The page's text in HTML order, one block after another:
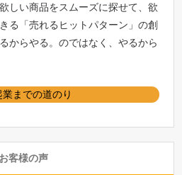
しい商品をスムーズに探せて、欲
る「売れるヒットパターン 」の創
からやる。のではなく、やるから
業までの道のり
お客様の声